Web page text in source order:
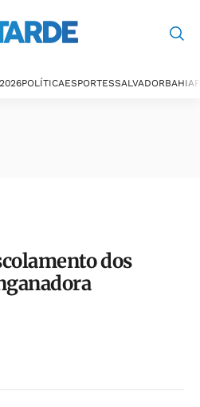
POLÍTICAESPORTESSALVADORBAHIA
dos